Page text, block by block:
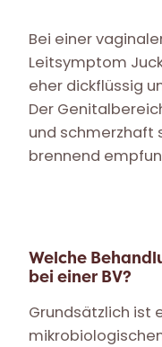
Bei einer
Leitsymptom
eher dickflüssig
Der
und schmerzhaft
brennend
Welche
bei einer BV?
Grundsätzlich ist